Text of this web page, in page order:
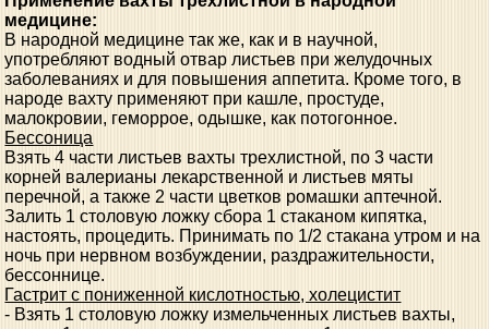
медицине:
В народной медицине так же, как и в научной,
употребляют водный отвар листьев при желудочных
заболеваниях и для повышения аппетита. Кроме того, в
народе вахту применяют при кашле, простуде,
малокровии, геморрое, одышке, как потогонное.
Бессоница
Взять 4 части листьев вахты трехлистной, по 3 части
корней валерианы лекарственной и листьев мяты
перечной, а также 2 части цветков ромашки аптечной.
Залить 1 столовую ложку сбора 1 стаканом кипятка,
настоять, процедить. Принимать по 1/2 стакана утром и на
ночь при нервном возбуждении, раздражительности,
бессоннице.
Гастрит с пониженной кислотностью, холецистит
- Взять 1 столовую ложку измельченных листьев вахты,